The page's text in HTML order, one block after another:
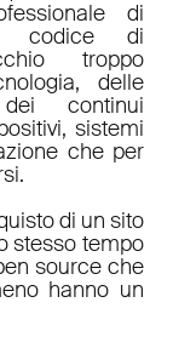
di
codice di
troppo
delle
continui
sistemi
che per
di un sito
stesso tempo
source che
hanno un